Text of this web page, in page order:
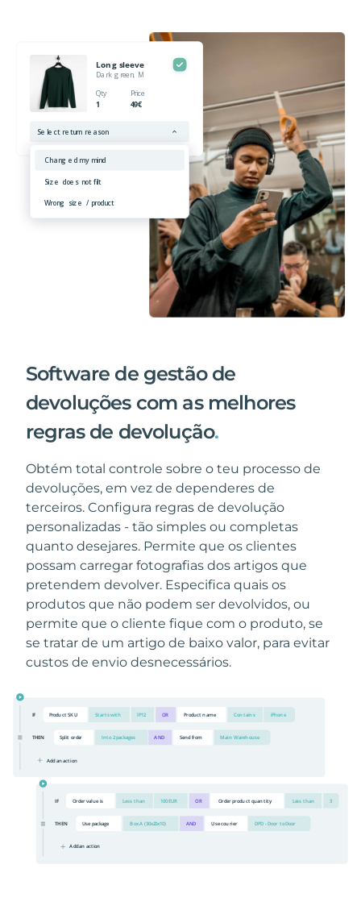
Software de gestão de
devoluções com as melhores
regras de devolução.
Obtém total controle sobre o teu processo de
devoluções, em vez de dependeres de
terceiros. Configura regras de devolução
personalizadas - tão simples ou completas
quanto desejares. Permite que os clientes
possam carregar fotografias dos artigos que
pretendem devolver. Especifica quais os
produtos que não podem ser devolvidos, ou
permite que o cliente fique com o produto, se
se tratar de um artigo de baixo valor, para evitar
custos de envio desnecessários.